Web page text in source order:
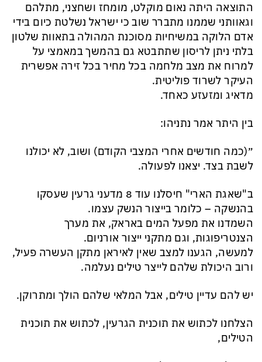
התוצאה היתה נאום מוקלט, מומחז ושחצני, מתלהם
וגאוותני שממנו מתברר שוב כי ישראל נשלטת כיום בידי
אדם הלוקה במשיחיות מסוכנת המהולה בתאוות שלטון
בלתי ניתן לריסון שתתבטא גם בהמשך במאמצי על
למרוח את מצב מלחמה בכל מחיר בכל זירה אפשרית
העיקר לשרוד פוליטית.
מדאיג ומזעזע כאחד.
בין היתר אמר נתניהו:
״(כמה חודשים אחרי המצבי הקודם) ושוב, לא יכולנו
לשבת בצד. יצאנו לפעולה.
ב"שאגת הארי" חיסלנו עוד 8 מדעני גרעין שעסקו
בהנשקה – כלומר בייצור הנשק עצמו.
השמדנו את מפעל המים באראק, את מערך
הצנטריפוגות, וגם מתקני ייצור אורניום.
למעשה, הגענו למצב שאין לאיראן מתקן העשרה פעיל,
ורוב היכולת שלהם לייצר טילים נעלמה.
יש להם עדיין טילים, אבל המלאי שלהם הולך ומתרוקן.
הצלחנו לכתוש את תוכנית הגרעין, לכתוש את תוכנית
הטילים,